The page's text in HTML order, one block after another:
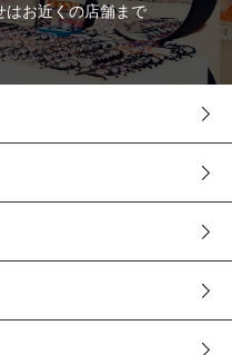
お近くの店舗まで